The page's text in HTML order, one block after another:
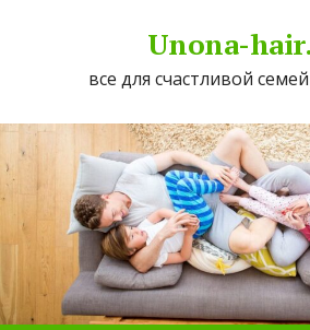
Unona-
все для счастливой